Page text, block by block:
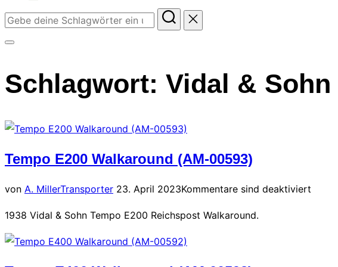
Suchen
Navigation
Schlagwort: Vidal & Sohn
Tempo E200 Walkaround (AM-00593)
von A. MillerTransporterVeröffentlicht
23. April 2023Kommentare sind deaktiviert
1938 Vidal & Sohn Tempo E200 Reichspost Walkaround.